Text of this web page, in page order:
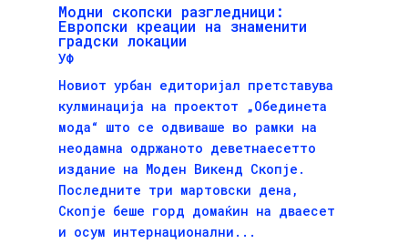
Модни скопски разгледници:
Европски креации на знаменити
градски локации
УФ
Новиот урбан едиторијал претставува
кулминација на проектот „Обединета
мода“ што се одвиваше во рамки на
неодамна одржаното деветнаесетто
издание на Моден Викенд Скопје.
Последните три мартовски дена,
Скопје беше горд домаќин на дваесет
и осум интернационални...